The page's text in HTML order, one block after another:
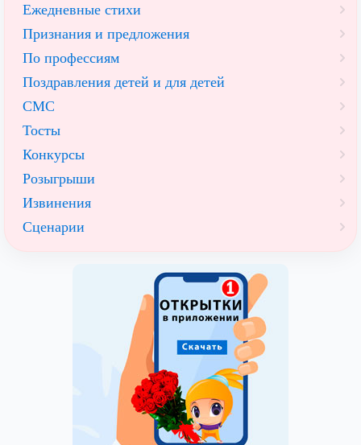
Ежедневные стихи
Признания и предложения
По профессиям
Поздравления детей и для детей
СМС
Тосты
Конкурсы
Розыгрыши
Извинения
Сценарии